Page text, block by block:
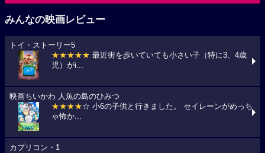
みんなの映画レビュー
トイ・ストーリー5
★★★★★ 最近街を歩いていても小さい子（特に3、4歳
児）がi...
映画ちいかわ 人魚の島のひみつ
★★★★☆ 小6の子供と行きました。 セイレーンがめっち
ゃ怖か...
カプリコン・1